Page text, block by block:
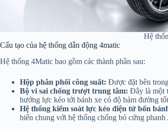
Hệ
Cấu tạo của hệ thống dẫn động 4matic
Hệ thống 4Matic bao gồm các thành phần sau:
Hộp phân phối công suất: Được đặt bên
Bộ vi sai chống trượt trung tâm: Đây là một
hướng lực kéo tới bánh xe có độ bám đường
Hệ thống kiểm soát lực kéo điện tử bốn
biến chung với hệ thống chống bó cứng